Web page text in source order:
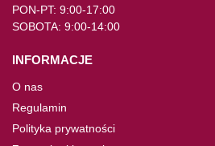
PON-PT: 9:00-17:00
SOBOTA: 9:00-14:00
INFORMACJE
O nas
Regulamin
Polityka prywatności